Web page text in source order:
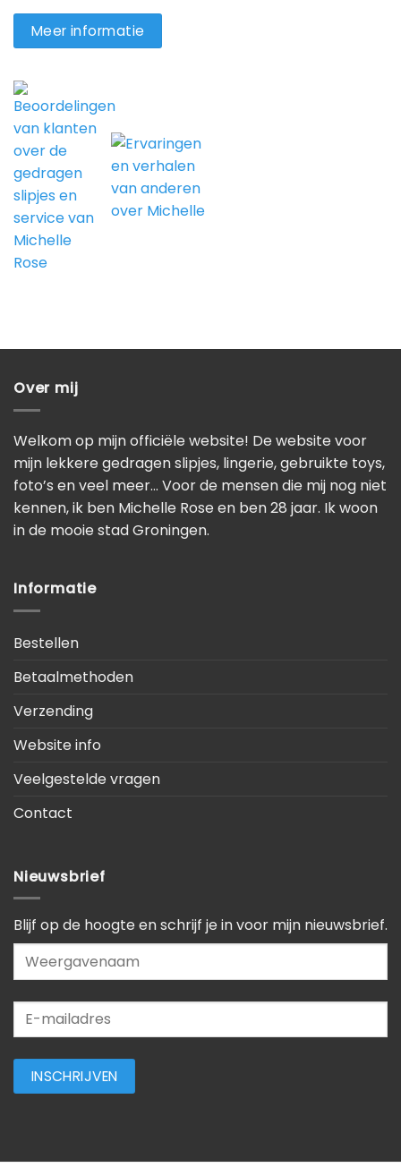
Meer informatie
Over mij
Welkom op mijn officiële website! De website voor
mijn lekkere gedragen slipjes, lingerie, gebruikte toys,
foto’s en veel meer… Voor de mensen die mij nog niet
kennen, ik ben Michelle Rose en ben 28 jaar. Ik woon
in de mooie stad Groningen.
Informatie
Bestellen
Betaalmethoden
Verzending
Website info
Veelgestelde vragen
Contact
Nieuwsbrief
Blijf op de hoogte en schrijf je in voor mijn nieuwsbrief.